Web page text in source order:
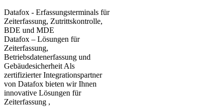
Datafox - Erfassungsterminals für
Zeiterfassung, Zutrittskontrolle,
BDE und MDE
Datafox – Lösungen für
Zeiterfassung,
Betriebsdatenerfassung und
Gebäudesicherheit Als
zertifizierter Integrationspartner
von Datafox bieten wir Ihnen
innovative Lösungen für
Zeiterfassung ,